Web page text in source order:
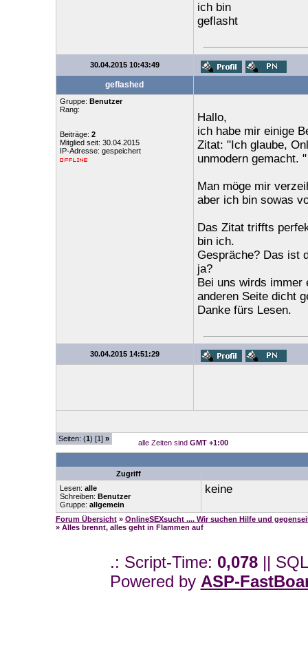
ich bin
geflasht
30.04.2015 10:43:49
geflashed
Gruppe: Benutzer
Rang:
Beiträge: 2
Mitglied seit: 30.04.2015
IP-Adresse: gespeichert
Hallo,
ich habe mir einige
Zitat: "Ich glaube,
unmodern gemacht. "
Man möge mir
aber ich bin sowas
Das Zitat triffts
bin ich.
Gespräche? Das ist
ja?
Bei uns wirds immer
anderen Seite dicht
Danke fürs Lesen.
30.04.2015 14:51:29
Seiten: (1) [1] » alle Zeiten sind GMT +1:00
Zugriff
Lesen: alle
Schreiben: Benutzer
Gruppe: allgemein
keine
Forum Übersicht » OnlineSEXsucht .... Wir suchen Hilfe und
» Alles brennt, alles geht in Flammen auf
.: Script-Time: 0,078||
Powered by ASP-